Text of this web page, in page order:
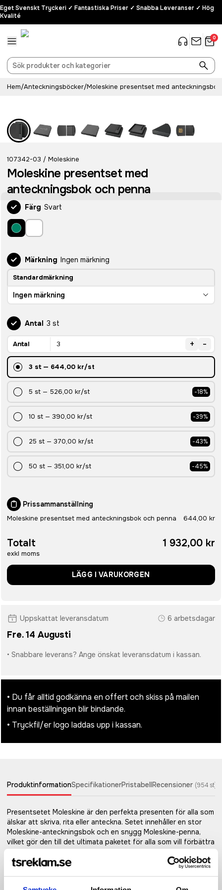
Eget Svenskt Tryckeri ✓ Fantastiska Priser ✓ Snabba Leveranser ✓ Hög
Kvalité
0
Hem/Anteckningsböcker/Moleskine presentset med
107342-03 / Moleskine
Moleskine presentset med
anteckningsbok och penna
Färg Svart
Märkning Ingen märkning
Standardmärkning
Ingen märkning
Antal 3 st
Antal + -
3 st— 644,00 kr/st
5 st — 526,00 kr/st -18%
10 st — 390,00 kr/st -39%
25 st — 370,00 kr/st -43%
50 st — 351,00 kr/st -45%
Prissammanställning
Moleskine presentset med anteckningsbok och penna 644,00 kr
Totalt
exkl moms
1 932,00 kr
LÄGG I VARUKORGEN
Uppskattat leveransdatum 6 arbetsdagar
Fre. 14 Augusti
• Snabbare leverans? Ange önskat leveransdatum i kassan.
• Du får alltid godkänna en offert och skiss på mailen
innan beställningen blir bindande.
• Tryckfil/er logo laddas upp i kassan.
ProduktinformationSpecifikationerPristabellRecensioner (954 st)
Presentsetet Moleskine är den perfekta presenten för alla som
älskar att skriva, rita eller anteckna. Setet innehåller en stor
Moleskine-anteckningsbok och en snygg Moleskine-penna,
vilket gör den till det ultimata paketet för alla som vill förbättra
sitt dagliga skrivande och sin kreativitet. Den stora Moleskine-
anteckningsboken (107151) har 240 elfenbensfärgade
linjerade sidor, perfekt för att skriva ner tankar, idéer och listor.